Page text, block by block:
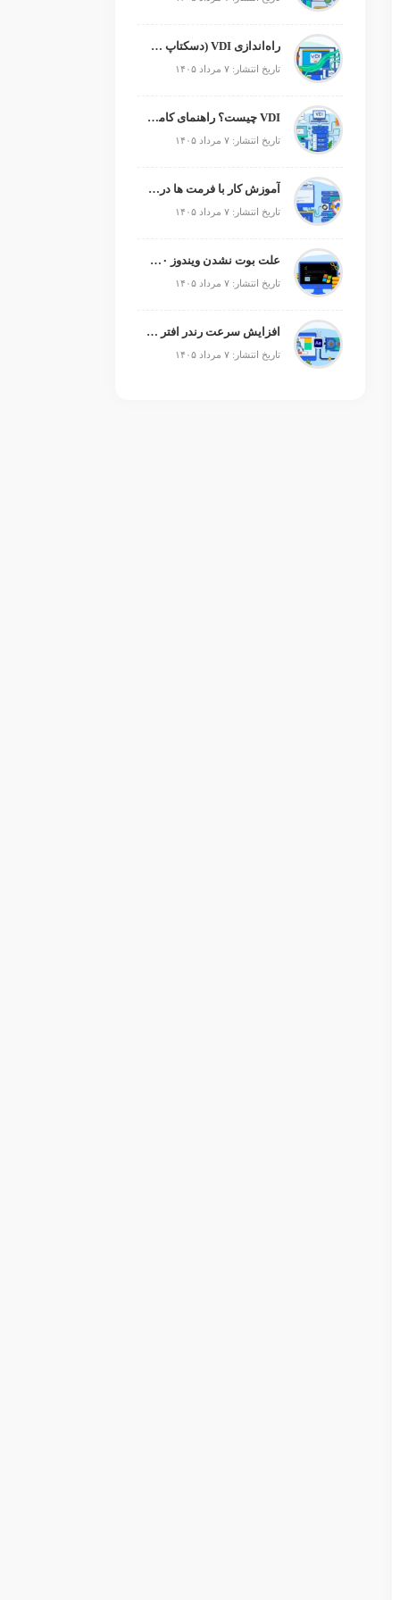
راه‌اندازی VDI (دسکتاپ مجازی)
تاریخ انتشار: ۷ مرداد ۱۴۰۵
VDI چیست؟ راهنمای کامل زیرساخت دسکتاپ مجازی
تاریخ انتشار: ۷ مرداد ۱۴۰۵
آموزش کار با فرمت ها در پایتون
تاریخ انتشار: ۷ مرداد ۱۴۰۵
علت بوت نشدن ویندوز ۱۰ و ۱۱ + آموزش رفع مشکل (راهنمای گام‌به‌گام)
تاریخ انتشار: ۷ مرداد ۱۴۰۵
افزایش سرعت رندر افتر افکت؛ رفع کندی After Effects
تاریخ انتشار: ۷ مرداد ۱۴۰۵